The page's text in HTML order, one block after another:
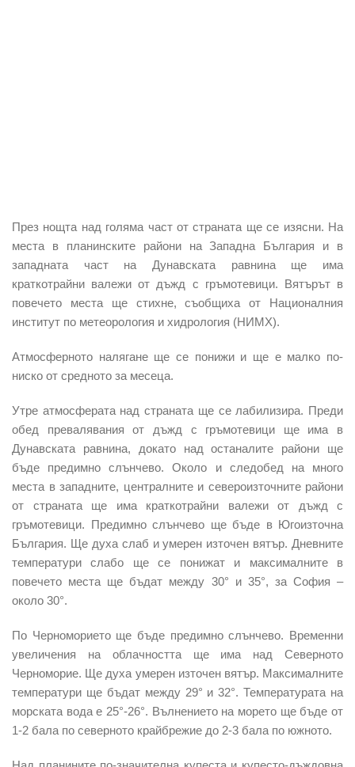
През нощта над голяма част от страната ще се изясни. На
места в планинските райони на Западна България и в
западната част на Дунавската равнина ще има
краткотрайни валежи от дъжд с гръмотевици. Вятърът в
повечето места ще стихне, съобщиха от Националния
институт по метеорология и хидрология (НИМХ).
Атмосферното налягане ще се понижи и ще е малко по-
ниско от средното за месеца.
Утре атмосферата над страната ще се лабилизира. Преди
обед превалявания от дъжд с гръмотевици ще има в
Дунавската равнина, докато над останалите райони ще
бъде предимно слънчево. Около и следобед на много
места в западните, централните и североизточните райони
от страната ще има краткотрайни валежи от дъжд с
гръмотевици. Предимно слънчево ще бъде в Югоизточна
България. Ще духа слаб и умерен източен вятър. Дневните
температури слабо ще се понижат и максималните в
повечето места ще бъдат между 30° и 35°, за София –
около 30°.
По Черноморието ще бъде предимно слънчево. Временни
увеличения на облачността ще има над Северното
Черноморие. Ще духа умерен източен вятър. Максималните
температури ще бъдат между 29° и 32°. Температурата на
морската вода е 25°-26°. Вълнението на морето ще бъде от
1-2 бала по северното крайбрежие до 2-3 бала по южното.